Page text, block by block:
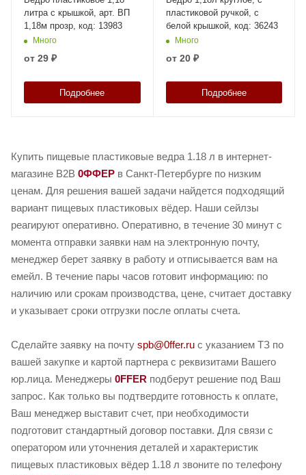
литра с крышкой, арт. ВП
1,18м прозр, код: 13983
Много
от 29 ₽
Подробнее
пластиковой ручкой, с
белой крышкой, код: 36243
Много
от 20 ₽
Подробнее
Купить пищевые пластиковые ведра 1.18 л в интернет-
магазине B2B 0ФФЕР в Санкт-Петербурге по низким
ценам. Для решения вашей задачи найдется подходящий
вариант пищевых пластиковых вёдер. Наши сейлзы
реагируют оперативно. Оперативно, в течение 30 минут с
момента отправки заявки нам на электронную почту,
менеджер берет заявку в работу и отписывается вам на
емейл. В течение пары часов готовит информацию: по
наличию или срокам производства, цене, считает доставку
и указывает сроки отгрузки после оплаты счета.
Сделайте заявку на почту spb@0ffer.ru с указанием ТЗ по
вашей закупке и картой партнера с реквизитами Вашего
юр.лица. Менеджеры 0FFER подберут решение под Ваш
запрос. Как только вы подтвердите готовность к оплате,
Ваш менеджер выставит счет, при необходимости
подготовит стандартный договор поставки. Для связи с
оператором или уточнения деталей и характеристик
пищевых пластиковых вёдер 1.18 л звоните по телефону